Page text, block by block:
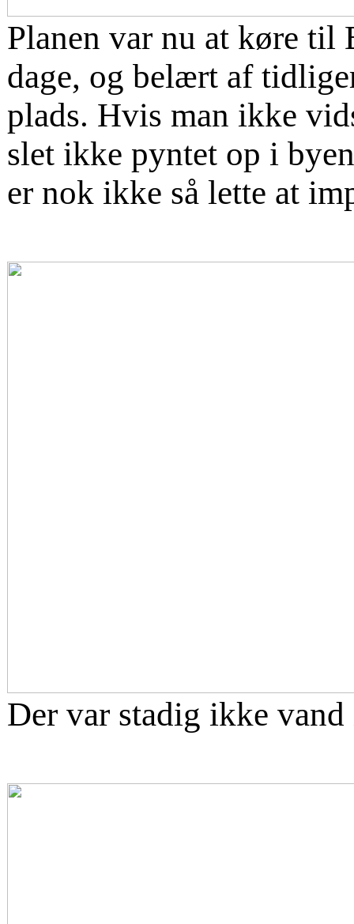
Planen var nu at køre til
dage, og belært af
plads. Hvis man ikke
slet ikke pyntet op i
er nok ikke så lette at
Der var stadig ikke